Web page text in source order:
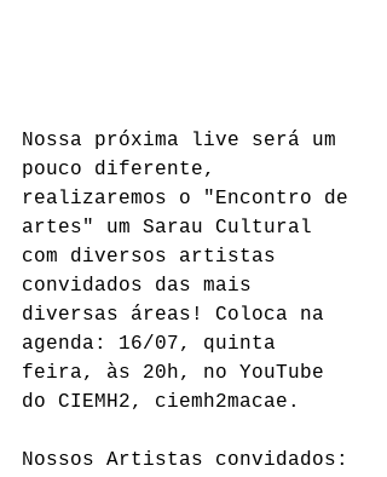
Nossa próxima live será um
pouco diferente,
realizaremos o "Encontro de
artes" um Sarau Cultural
com diversos artistas
convidados das mais
diversas áreas! Coloca na
agenda: 16/07, quinta
feira, às 20h, no YouTube
do CIEMH2, ciemh2macae.
Nossos Artistas convidados: